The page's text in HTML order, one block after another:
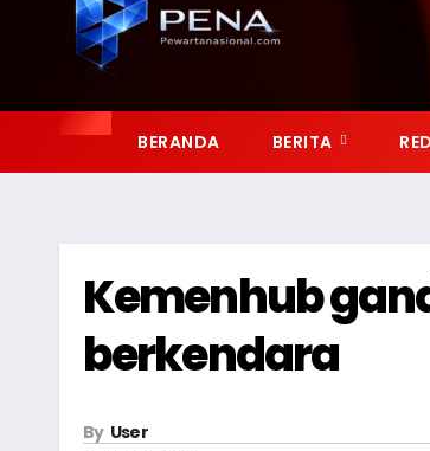
BERANDA BERITA
Kemenhub
berkendara
By User